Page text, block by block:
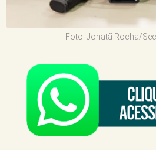
Foto: Jonatã Rocha/